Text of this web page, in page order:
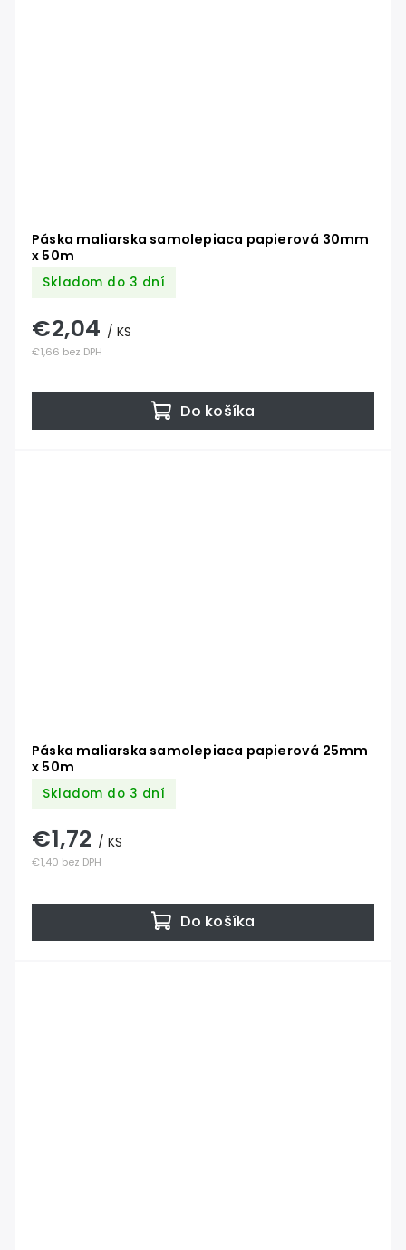
Páska maliarska samolepiaca papierová 30mm
x 50m
Skladom do 3 dní
€1,66 bez DPH
€2,04 / KS
Do košíka
Páska maliarska samolepiaca papierová 25mm
x 50m
Skladom do 3 dní
€1,40 bez DPH
€1,72 / KS
Do košíka